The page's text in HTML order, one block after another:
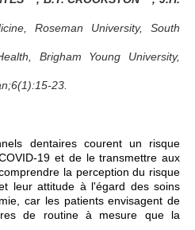
Roseman University, South
Brigham Young University,
23.
dentaires courent un risque
19 et de le transmettre aux
la perception du risque
leur attitude à l'égard des soins
car les patients envisagent de
de routine à mesure que la